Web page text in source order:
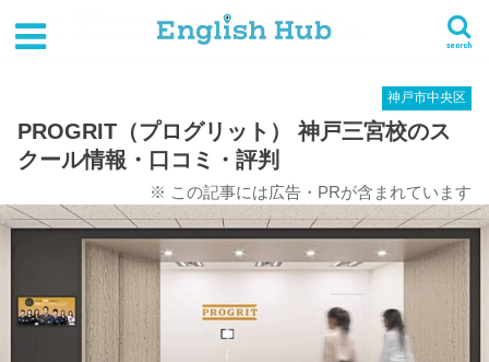
search
英会話スクール一覧 兵庫県
神戸市中央区
PROGRIT（プログリット） 神戸三宮校のスクール情報・口コミ・評判
神戸市中央区
PROGRIT（プログリット） 神戸三宮校のス
クール情報・口コミ・評判
※ この記事には広告・PRが含まれています